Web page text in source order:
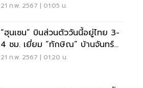
21 ก.พ. 2567 | 01:05 น.
“ฮุนเซน” บินส่วนตัววันนี้อยู่ไทย 3-
4 ชม. เยี่ยม “ทักษิณ” บ้านจันทร์
ส่องหล้า
21 ก.พ. 2567 | 01:20 น.